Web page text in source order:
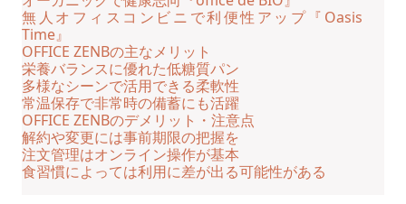
無人オフィスコンビニで利便性アップ『Oasis
Time』
OFFICE ZENBの主なメリット
栄養バランスに優れた低糖質パン
多様なシーンで活用できる柔軟性
常温保存で非常時の備蓄にも活躍
OFFICE ZENBのデメリット・注意点
解約や変更には事前期限の把握を
注文管理はオンライン操作が基本
食習慣によっては利用に差が出る可能性がある